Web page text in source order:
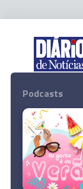
©
Podcasts